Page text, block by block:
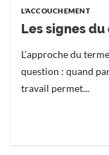
L'ACCOUCHEMENT
Les signes
L'approche du
question : quand
travail permet...